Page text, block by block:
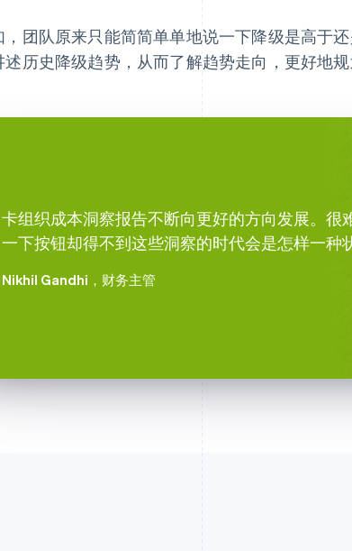
，团队原来只能简简单单地说一下降级是高于
述历史降级趋势，从而了解趋势走向，更好地
卡组织成本洞察报告不断向更好的方向发展。很
一下按钮却得不到这些洞察的时代会是怎样一种
Nikhil Gandhi ，财务主管